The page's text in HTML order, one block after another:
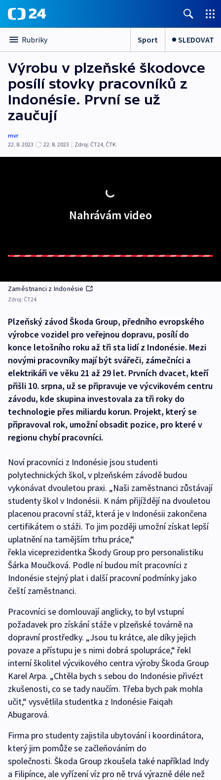
Rubriky Sport SLEDOVAT
Výrobu v plzeňské škodovce
posílí stovky pracovníků z
Indonésie. První se už
zaučují
mvr
22. 8. 2023
22. 8. 2023 | Zdroj: ČT24, ČTK
Nahrávám video
Zaměstnanci z Indonésie
Zdroj: ČT24
Plzeňský závod Škoda Group, předního evropského
výrobce vozidel pro veřejnou dopravu, posílí do
konce letošního roku až tři sta lidí z Indonésie. Mezi
novými pracovníky mají být svářeči, zámečníci a
elektrikáři ve věku 21 až 29 let. Prvních dvacet, kteří
přišli 10. srpna, už se připravuje ve výcvikovém centru
závodu, kde skupina investovala za tři roky do
technologie přes miliardu korun. Projekt, který se
připravoval rok, umožní obsadit pozice, pro které v
regionu chybí pracovníci.
Noví pracovníci z Indonésie jsou studenti
polytechnických škol, v plzeňském závodě budou
vykonávat dvouletou praxi. „Naši zaměstnanci zůstávají
studenty škol v Indonésii. K nám přijíždějí na dvouletou
placenou pracovní stáž, která je v Indonésii zakončena
certifikátem o stáži. To jim později umožní získat lepší
uplatnění na tamějším trhu práce,“
řekla viceprezidentka Škody Group pro personalistiku
Šárka Moučková. Podle ní budou mít pracovníci z
Indonésie stejný plat i další pracovní podmínky jako
čeští zaměstnanci.
Pracovníci se domlouvají anglicky, to byl vstupní
požadavek pro získání stáže v plzeňské továrně na
dopravní prostředky. „Jsou tu krátce, ale díky jejich
povaze a přístupu je s nimi dobrá spolupráce,“ řekl
interní školitel výcvikového centra výroby Škoda Group
Karel Arpa. „Chtěla bych s sebou do Indonésie přivézt
zkušenosti, co se tady naučím. Třeba bych pak mohla
učit,“ vysvětlila studentka z Indonésie Faiqah
Abugarová.
Firma pro studenty zajistila ubytování i koordinátora,
který jim pomůže se začleňováním do
společnosti. Škoda Group zkoušela také například Indy
a Filipínce, ale vyřízení víz pro ně trvá výrazně déle než